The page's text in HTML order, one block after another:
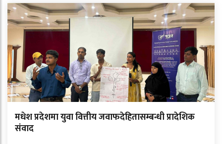
मधेश प्रदेशमा युवा वित्तीय जवाफदेहितासम्बन्धी प्रादेशिक
संवाद